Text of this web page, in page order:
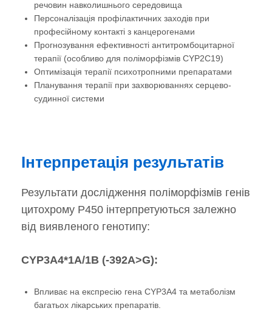
речовин навколишнього середовища
Персоналізація профілактичних заходів при
професійному контакті з канцерогенами
Прогнозування ефективності антитромбоцитарної
терапії (особливо для поліморфізмів CYP2C19)
Оптимізація терапії психотропними препаратами
Планування терапії при захворюваннях серцево-
судинної системи
Інтерпретація результатів
Результати дослідження поліморфізмів генів
цитохрому P450 інтерпретуються залежно
від виявленого генотипу:
CYP3A4*1A/1B (-392A>G):
Впливає на експресію гена CYP3A4 та метаболізм
багатьох лікарських препаратів.